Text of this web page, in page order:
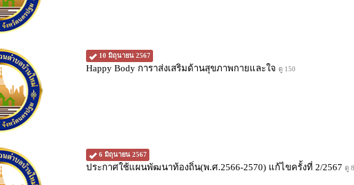
10 มิถุนายน 2567
Happy Body การาส่งเสริมด้านสุขภาพกายและใจ ดู 150
6 มิถุนายน 2567
ประกาศใช้แผนพัฒนาท้องถิ่น(พ.ศ.2566-2570) แก้ไขครั้งที่ 2/2567 ดู